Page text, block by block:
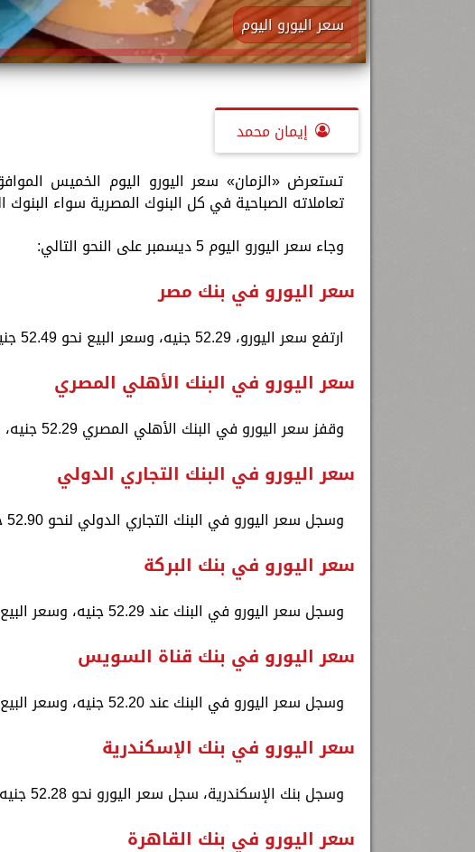
سعر اليورو اليوم
إيمان محمد
تعاملاته الصباحية في كل البنوك المصرية سواء البنوك
وجاء سعر اليورو اليوم 5 ديسمبر على النحو التالي:
سعر اليورو في بنك مصر
ارتفع سعر اليورو، 52.29 جنيه، وسعر البيع نحو 52.49 جنيه
سعر اليورو في البنك الأهلي المصري
وقفز سعر اليورو في البنك الأهلي المصري 52.29 جنيه، وسعر البيع نحو 52.47 جنيه
سعر اليورو في البنك التجاري الدولي
وسجل سعر اليورو في البنك التجاري الدولي لنحو 52.90 جنيه، وسعر البيع نحو 52.52 جنيه
سعر اليورو في بنك البركة
وسجل سعر اليورو في البنك عند 52.29 جنيه، وسعر البيع نحو 52.49 جنيه
سعر اليورو في بنك قناة السويس
وسجل سعر اليورو في البنك عند 52.20 جنيه، وسعر البيع نحو 52.53 جنيه
سعر اليورو في بنك الإسكندرية
وسجل بنك الإسكندرية، سجل سعر اليورو نحو 52.28 جنيه، وسعر البيع نحو 52.50 جنيه
سعر اليورو في بنك القاهرة